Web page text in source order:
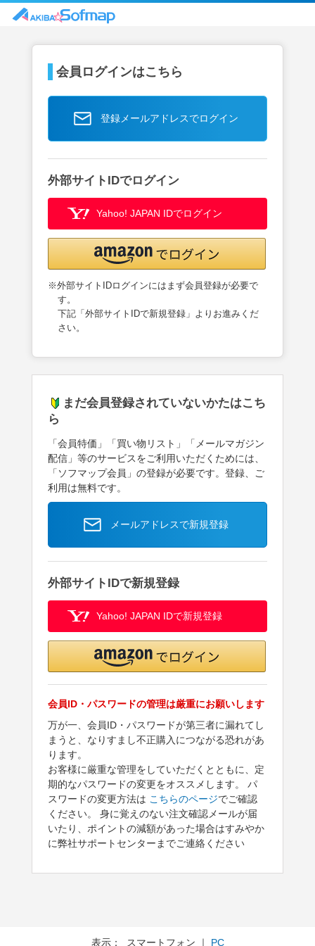
会員ログインはこちら
登録メールアドレスでログイン
外部サイトIDでログイン
Yahoo! JAPAN IDでログイン
※外部サイトIDログインにはまず会員登録が必要で
す。
下記「外部サイトIDで新規登録」よりお進みくだ
さい。
まだ会員登録されていないかたはこち
ら
「会員特価」「買い物リスト」「メールマガジン
配信」等のサービスをご利用いただくためには、
「ソフマップ会員」の登録が必要です。登録、ご
利用は無料です。
メールアドレスで新規登録
外部サイトIDで新規登録
Yahoo! JAPAN IDで新規登録
会員ID・パスワードの管理は厳重にお願いします
万が一、会員ID・パスワードが第三者に漏れてし
まうと、なりすまし不正購入につながる恐れがあ
ります。
お客様に厳重な管理をしていただくとともに、定
期的なパスワードの変更をオススメします。 パ
スワードの変更方法は こちらのページでご確認
ください。 身に覚えのない注文確認メールが届
いたり、ポイントの減額があった場合はすみやか
に弊社サポートセンターまでご連絡ください
表示： スマートフォン ｜ PC